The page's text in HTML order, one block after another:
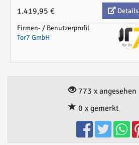
1.419,95 €
Details
Firmen- / Benutzerprofil
Tor7 GmbH
773 x angesehen
0 x gemerkt